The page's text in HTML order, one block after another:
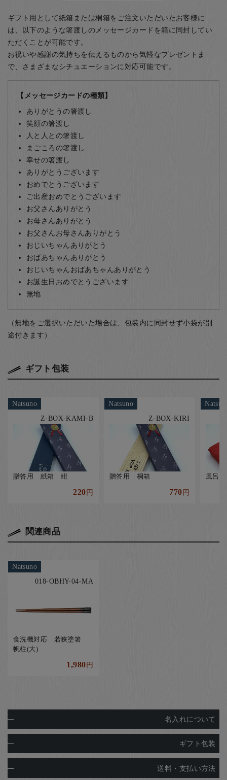
ギフト用として紙箱または桐箱をご注文いただいたお客様に
は、以下のような箸渡しのメッセージカードを箱に同封してい
ただくことが可能です。
お祝いや感謝の気持ちを伝えるものから気軽なプレゼントま
で、さまざまなシチュエーションに対応可能です。
【メッセージカードの種類】
ありがとうの箸渡し
笑顔の箸渡し
人と人との箸渡し
まごころの箸渡し
幸せの箸渡し
ありがとうございます
おめでとうございます
ご出産おめでとうございます
お父さんありがとう
お母さんありがとう
お父さんお母さんありがとう
おじいちゃんありがとう
おばあちゃんありがとう
おじいちゃんおばあちゃんありがとう
お誕生日おめでとうございます
無地
（無地をご選択いただいた場合は、包装内に同封せず小袋が別
途付きます）
ギフト包装
Natsuno
Z-BOX-KAMI-B
贈答用 紙箱 紺
220円
Natsuno
Z-BOX-KIRI
贈答用 桐箱
770円
風呂
関連商品
Natsuno
018-OBHY-04-MA
食洗機対応 若狭塗箸
帆柱(大)
1,980円
名入れについて
ギフト包装
送料・支払い方法